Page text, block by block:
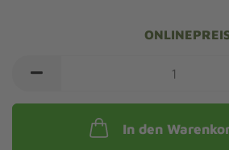
In den